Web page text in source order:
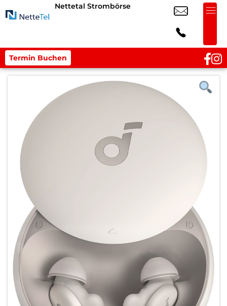
Nettetal Strombörse
Termin Buchen